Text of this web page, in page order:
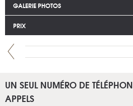
GALERIE PHOTOS
PRIX
UN SEUL NUMÉRO DE
APPELS